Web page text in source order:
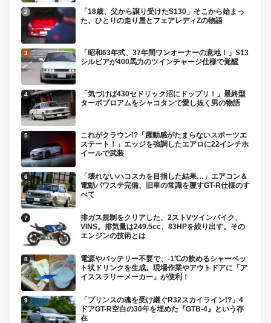
「18歳、父から譲り受けたS130」そこから始まっ
た、ひとりの走り屋とフェアレディZの物語
「昭和63年式、37年間ワンオーナーの意地！」S13
シルビアが400馬力のツインチャージ仕様で覚醒
「気づけば430セドリック沼にドップリ！」最終型
ターボブロアムをシャコタンで愛し抜く男の物語
これがクラウン!?「躍動感がたまらないスポーツエ
ステート！」エッジを強調したエアロに22インチホ
イールで武装
「壊れないハコスカを目指した結果…」エアコン＆
電動パワステ完備、旧車の常識を覆すGT-R仕様のす
べて
排ガス規制をクリアした、2ストVツインバイク、
VINS。排気量は249.5cc、83HPを絞り出す。その
エンジンの技術とは
電源やバッテリー不要で、-1℃の飲めるシャーベッ
ト状ドリンクを生成。現場作業やアウトドアに「ア
イススラリーメーカー」が便利！
「プリンスの魂を受け継ぐR32スカイライン!?」4
ドアGT-R空白の30年を埋めた『GTB-4』という存
在